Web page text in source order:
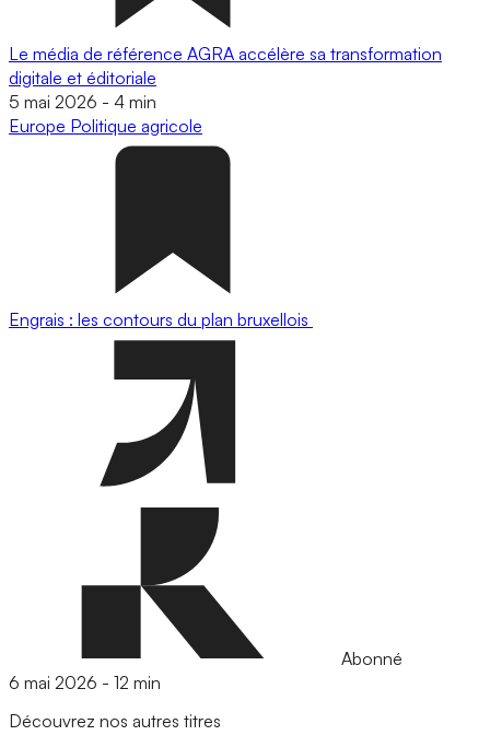
Le média de référence AGRA accélère sa transformation
digitale et éditoriale
5 mai 2026 - 4 min
Europe Politique agricole
Engrais : les contours du plan bruxellois
Abonné
6 mai 2026 - 12 min
Découvrez nos autres titres